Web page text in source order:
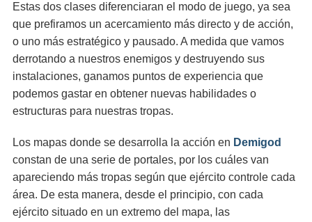
Estas dos clases diferenciaran el modo de juego, ya sea
que prefiramos un acercamiento más directo y de acción,
o uno más estratégico y pausado. A medida que vamos
derrotando a nuestros enemigos y destruyendo sus
instalaciones, ganamos puntos de experiencia que
podemos gastar en obtener nuevas habilidades o
estructuras para nuestras tropas.
Los mapas donde se desarrolla la acción en Demigod
constan de una serie de portales, por los cuáles van
apareciendo más tropas según que ejército controle cada
área. De esta manera, desde el principio, con cada
ejército situado en un extremo del mapa, las